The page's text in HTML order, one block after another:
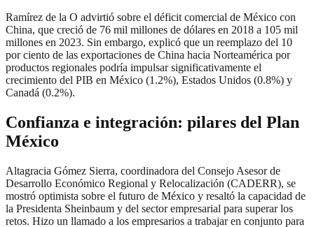
Ramírez de la O advirtió sobre el déficit comercial de México con
China, que creció de 76 mil millones de dólares en 2018 a 105 mil
millones en 2023. Sin embargo, explicó que un reemplazo del 10
por ciento de las exportaciones de China hacia Norteamérica por
productos regionales podría impulsar significativamente el
crecimiento del PIB en México (1.2%), Estados Unidos (0.8%) y
Canadá (0.2%).
Confianza e integración: pilares del Plan
México
Altagracia Gómez Sierra, coordinadora del Consejo Asesor de
Desarrollo Económico Regional y Relocalización (CADERR), se
mostró optimista sobre el futuro de México y resaltó la capacidad de
la Presidenta Sheinbaum y del sector empresarial para superar los
retos. Hizo un llamado a los empresarios a trabajar en conjunto para